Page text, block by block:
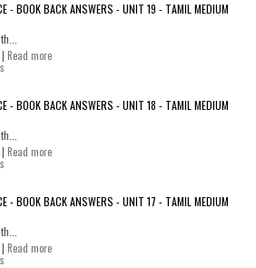
- BOOK BACK ANSWERS - UNIT 19 - TAMIL MEDIUM
Read more
- BOOK BACK ANSWERS - UNIT 18 - TAMIL MEDIUM
Read more
- BOOK BACK ANSWERS - UNIT 17 - TAMIL MEDIUM
Read more